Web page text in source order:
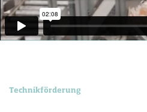
Technikförderung